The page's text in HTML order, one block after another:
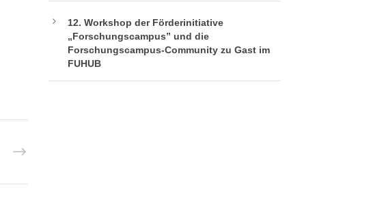
12. Workshop der Förderinitiative
„Forschungscampus” und die
Forschungscampus-Community zu Gast im
FUHUB